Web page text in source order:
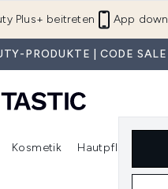
springen
App
Plus+ beitreten
PRODUKTE | CODE
(Beauty Box) Untermenü Anmelden (Neu & Trending)
Kosmetik Hautpflege